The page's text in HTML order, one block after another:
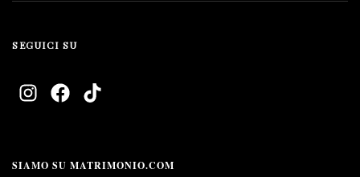
SEGUICI SU
SIAMO SU MATRIMONIO.COM